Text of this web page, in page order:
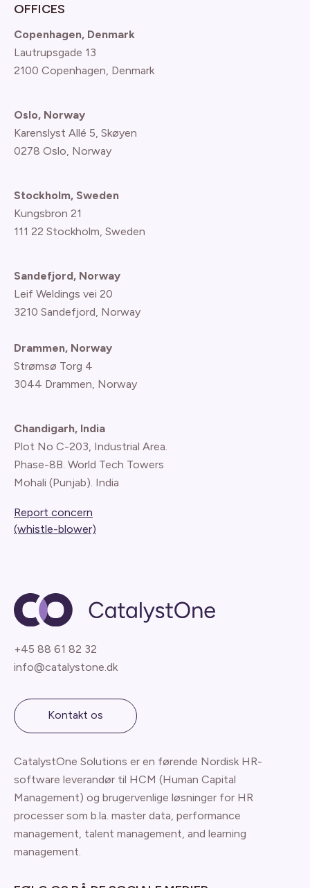
OFFICES
Copenhagen, Denmark
Lautrupsgade 13
2100 Copenhagen, Denmark
Oslo, Norway
Karenslyst Allé 5, Skøyen
0278 Oslo, Norway
Stockholm, Sweden
Kungsbron 21
111 22 Stockholm, Sweden
Sandefjord, Norway
Leif Weldings vei 20
3210 Sandefjord, Norway
Drammen, Norway
Strømsø Torg 4
3044 Drammen, Norway
Chandigarh, India
Plot No C-203, Industrial Area.
Phase-8B. World Tech Towers
Mohali (Punjab). India
Report concern
(whistle-blower)
+45 88 61 82 32
info@catalystone.dk
Kontakt os
CatalystOne Solutions er en førende Nordisk HR-
software leverandør til HCM (Human Capital
Management) og brugervenlige løsninger for HR
processer som b.la. master data, performance
management, talent management, and learning
management.